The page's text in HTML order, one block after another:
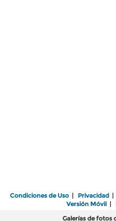
Condiciones de Uso | Privacidad |
Versión Móvil|
Galerías de fotos